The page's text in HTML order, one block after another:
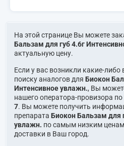
На этой странице Вы можете
Бальзам для губ 4.6г
актуальную цену.
Если у вас возникли какие-
поиску аналогов для Биокон
Интенсивное увлажн., Вы
нашего оператора-провизора
7. Вы можете получить
препарата Биокон Бальзам для
увлажн. по самым низким
доставки в Ваш город.